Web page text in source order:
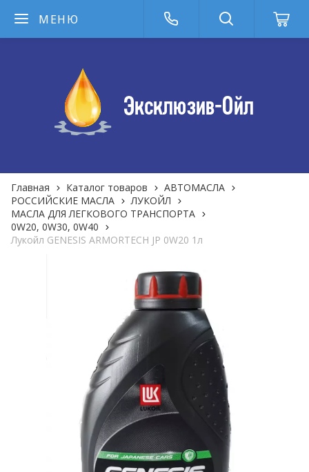
МЕНЮ
Главная Каталог товаров
АВТОМАСЛА
РОССИЙСКИЕ МАСЛА
ЛУКОЙЛ
МАСЛА ДЛЯ ЛЕГКОВОГО ТРАНСПОРТА
0W20, 0W30, 0W40
Лукойл GENESIS ARMORTECH JP 0W20 1л